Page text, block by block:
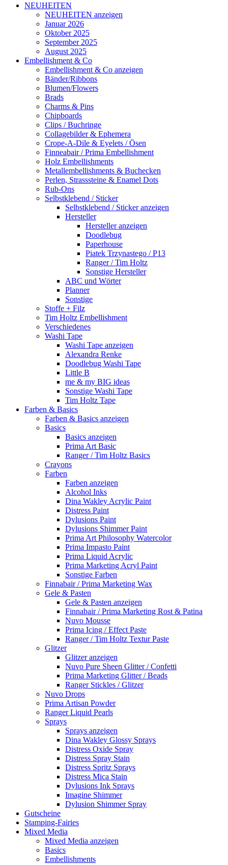
NEUHEITEN
NEUHEITEN anzeigen
Januar 2026
Oktober 2025
September 2025
August 2025
Embellishment & Co
Embellishment & Co anzeigen
Bänder/Ribbons
Blumen/Flowers
Brads
Charms & Pins
Chipboards
Clips / Buchringe
Collagebilder & Ephemera
Crope-A-Dile & Eyelets / Ösen
Finneabair / Prima Embellishment
Holz Embellishments
Metallembellishments & Buchecken
Perlen, Strasssteine & Enamel Dots
Rub-Ons
Selbstklebend / Sticker
Selbstklebend / Sticker anzeigen
Hersteller
Hersteller anzeigen
Doodlebug
Paperhouse
Piatek Trzynastego / P13
Ranger / Tim Holtz
Sonstige Hersteller
ABC und Wörter
Planner
Sonstige
Stoffe + Filz
Tim Holtz Embellishment
Verschiedenes
Washi Tape
Washi Tape anzeigen
Alexandra Renke
Doodlebug Washi Tape
Little B
me & my BIG ideas
Sonstige Washi Tape
Tim Holtz Tape
Farben & Basics
Farben & Basics anzeigen
Basics
Basics anzeigen
Prima Art Basic
Ranger / Tim Holtz Basics
Crayons
Farben
Farben anzeigen
Alcohol Inks
Dina Wakley Acrylic Paint
Distress Paint
Dylusions Paint
Dylusions Shimmer Paint
Prima Art Philosophy Watercolor
Prima Impasto Paint
Prima Liquid Acrylic
Prima Marketing Acryl Paint
Sonstige Farben
Finnabair / Prima Marketing Wax
Gele & Pasten
Gele & Pasten anzeigen
Finnabair / Prima Marketing Rost & Patina
Nuvo Mousse
Prima Icing / Effect Paste
Ranger / Tim Holtz Textur Paste
Glitzer
Glitzer anzeigen
Nuvo Pure Sheen Glitter / Confetti
Prima Marketing Glitter / Beads
Ranger Stickles / Glitzer
Nuvo Drops
Prima Artisan Powder
Ranger Liquid Pearls
Sprays
Sprays anzeigen
Dina Wakley Glossy Sprays
Distress Oxide Spray
Distress Spray Stain
Distress Spritz Sprays
Distress Mica Stain
Dylusions Ink Sprays
Imagine Shimmer
Dylusion Shimmer Spray
Gutscheine
Stamping-Fairies
Mixed Media
Mixed Media anzeigen
Basics
Embellishments